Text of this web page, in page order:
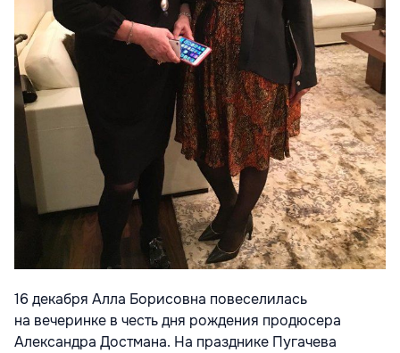
16 декабря Алла Борисовна повеселилась
на вечеринке в честь дня рождения продюсера
Александра Достмана. На празднике Пугачева